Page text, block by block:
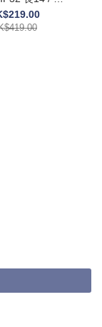
長15 $419